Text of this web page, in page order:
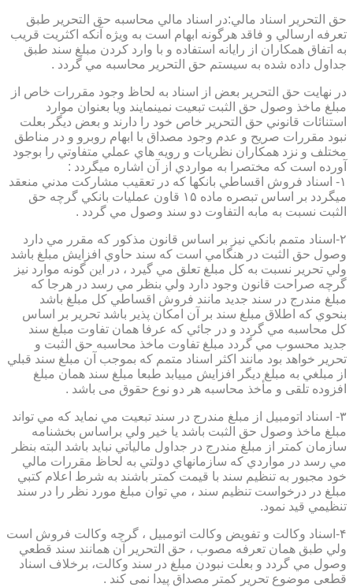
حق التحرير اسناد مالي:در اسناد مالي محاسبه حق التحرير طبق
تعرفه ارسالي و فاقد هرگونه ابهام است به ويژه آنكه اكثريت قريب
به اتفاق همكاران از رايانه استفاده و با وارد كردن مبلغ سند طبق
جداول داده شده به سيستم حق التحرير محاسبه مي گردد .
در نهايت حق التحرير بعض از اسناد به لحاظ وجود مقررات خاص از
مبلغ ماخذ وصول حق الثبت تبعيت نمينمايند ويا بعنوان موارد
استنائات قانوني حق التحرير خاص خود را دارند و بعض ديگر بعلت
نبود مقررات صريح و عدم وجود مصداق با ابهام روبرو و در مناطق
مختلف و نزد همكاران نظريات و رويه هاي عملي متفاوتي را بوجود
آورده است كه مختصرا به مواردي از آن اشاره ميگردد :
۱- اسناد فروش اقساطي بانكها كه در تعقيب مشاركت مدني منعقد
ميگردد بر اساس تبصره ماده ۱۵ قاون عمليات بانكي گرچه حق
الثبت نسبت به مابه التفاوت دو سند وصول مي گردد .
۲-اسناد متمم بانكي نيز بر اساس قانون مذكور كه مقرر مي دارد
وصول حق الثبت در هنگامي است كه سند حاوي افزايش مبلغ باشد
ولي تحرير نسبت به كل مبلغ تعلق مي گيرد ، در اين گونه موارد نيز
گرچه صراحت قانون وجود دارد ولي بنظر مي رسد در هرجا كه
مبلغ مندرج در سند جديد مانند فروش اقساطي كل مبلغ باشد
بنحوي كه اطلاق مبلغ سند بر آن امكان پذير باشد تحرير بر اساس
كل محاسبه مي گردد و در جائي كه عرفا همان تفاوت مبلغ سند
جديد محسوب مي گردد مبلغ تفاوت ماخذ محاسبه حق الثبت و
تحرير خواهد بود مانند اكثر اسناد متمم كه بموجب آن مبلغ سند قبلي
از مبلغي به مبلغ ديگر افزايش مييابد طبعا مبلغ سند همان مبلغ
افزوده تلقی و مأخذ محاسبه هر دو نوع حقوق می باشد .
۳- اسناد اتومبيل از مبلغ مندرج در سند تبعيت مي نمايد كه مي تواند
مبلغ ماخذ وصول حق الثبت باشد يا خير ولي براساس بخشنامه
سازمان كمتر از مبلغ مندرج در جداول مالياتي نبايد باشد البته بنظر
مي رسد در مواردي كه سازمانهاي دولتي به لحاظ مقررات مالي
خود مجبور به تنظيم سند با قيمت كمتر باشند به شرط اعلام كتبي
مبلغ در درخواست تنظيم سند ، مي توان مبلغ مورد نظر را در سند
تنظيمي قيد نمود.
۴-اسناد وكالت و تفويض وكالت اتومبيل ، گرچه وكالت فروش است
ولي طبق همان تعرفه مصوب ، حق التحرير آن همانند سند قطعي
وصول مي گردد و بعلت نبودن مبلغ در سند وكالت، برخلاف اسناد
قطعی موضوع تحریر کمتر مصداق پیدا نمی کند .